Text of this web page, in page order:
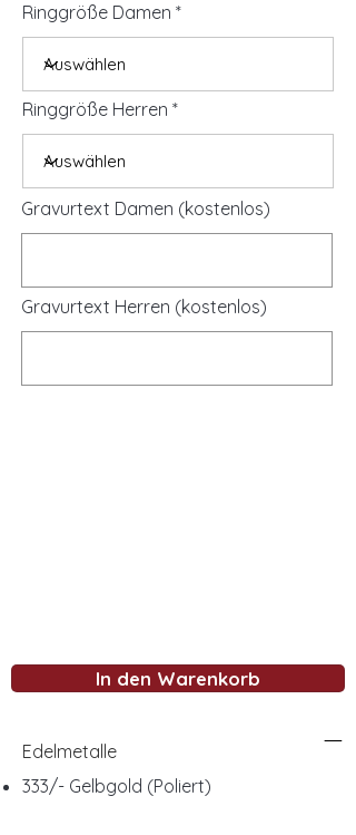
Ringgröße Damen
Ringgröße Herren
Gravurtext Damen (kostenlos)
Gravurtext Herren (kostenlos)
In den Warenkorb
Edelmetalle
333/- Gelbgold (Poliert)